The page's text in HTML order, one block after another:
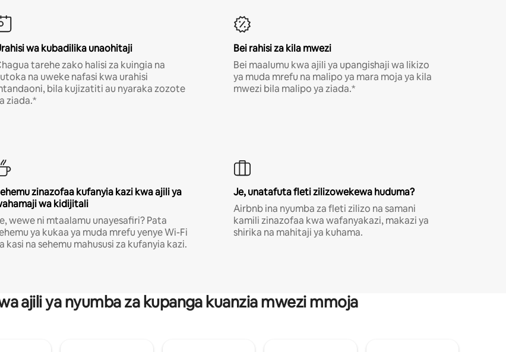
wa kubadilika unaohitaji
tarehe zako halisi za kuingia na
na uweke nafasi kwa urahisi
bila kujizatiti au nyaraka zozote
ziada.*
Bei rahisi za kila mwezi
Bei maalumu kwa ajili ya upangishaji wa likizo
ya muda mrefu na malipo ya mara moja ya kila
mwezi bila malipo ya ziada.*
zinazofaa kufanyia kazi kwa ajili ya
wa kidijitali
wewe ni mtaalamu unayesafiri? Pata
ya kukaa ya muda mrefu yenye Wi-Fi
kasi na sehemu mahususi za kufanyia kazi.
Je, unatafuta fleti zilizowekewa huduma?
Airbnb ina nyumba za fleti zilizo na samani
kamili zinazofaa kwa wafanyakazi, makazi ya
shirika na mahitaji ya kuhama.
ajili ya nyumba za kupanga kuanzia mwezi mmoja